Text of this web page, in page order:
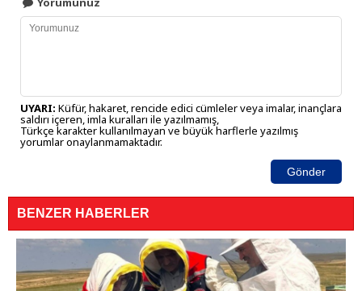
UYARI: Küfür, hakaret, rencide edici cümleler veya imalar, inançlara
saldırı içeren, imla kuralları ile yazılmamış,
Türkçe karakter kullanılmayan ve büyük harflerle yazılmış
yorumlar onaylanmamaktadır.
Gönder
BENZER HABERLER